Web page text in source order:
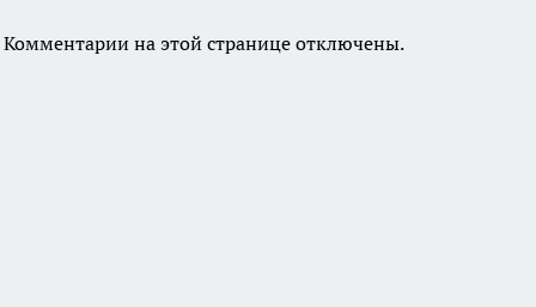
Комментарии на этой странице отключены.